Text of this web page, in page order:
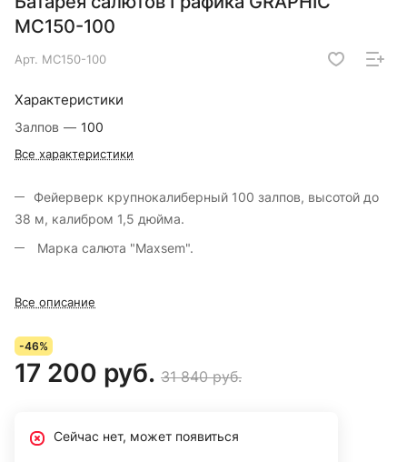
МС150-100
Арт. МС150-100
Характеристики
Залпов — 100
Все характеристики
Фейерверк крупнокалиберный 100 залпов, высотой до
38 м, калибром 1,5 дюйма.
Марка салюта "Maxsem".
Все описание
-46%
17 200 руб. 31 840 руб.
Сейчас нет, может появиться